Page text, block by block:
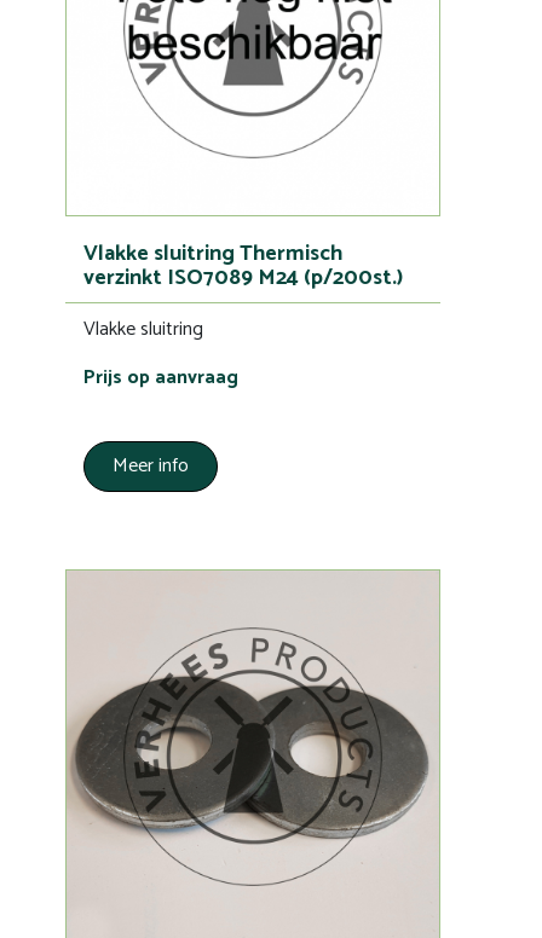
Vlakke sluitring Thermisch
verzinkt ISO7089 M24 (p/200st.)
Vlakke sluitring
Prijs op aanvraag
Meer info